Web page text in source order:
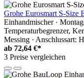
Grohe Eurosmart S-Size
Einhandmischer ·
Temperaturbegrenzer,
Messing · Anschlussart:
ab 72,64 €*
3 Preise vergleichen